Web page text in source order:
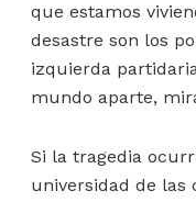
que estamos
desastre son los
izquierda
mundo aparte,
Si la tragedia
universidad de las